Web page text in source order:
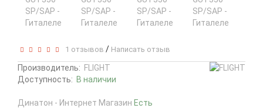
1 отзывов / Написать отзыв
Производитель: FLIGHT
Доступность: В наличии
Динатон - Интернет Магазин Есть